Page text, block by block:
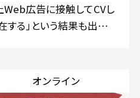
Web広告に接触してCVし
する」という結果も出て
という流れが一般的に
、「ラストクリック評価」
オンライン